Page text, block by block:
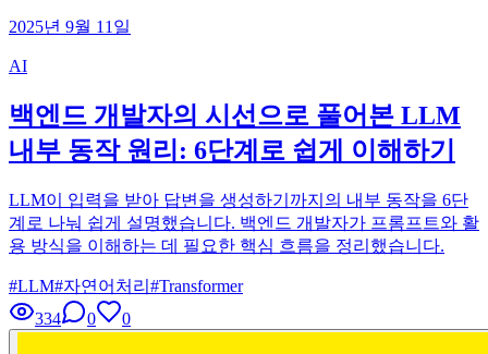
2025년 9월 11일
AI
백엔드 개발자의 시선으로 풀어본 LLM
내부 동작 원리: 6단계로 쉽게 이해하기
LLM이 입력을 받아 답변을 생성하기까지의 내부 동작을 6단
계로 나눠 쉽게 설명했습니다. 백엔드 개발자가 프롬프트와 활
용 방식을 이해하는 데 필요한 핵심 흐름을 정리했습니다.
#LLM#자연어처리 #Transformer
334
0 0